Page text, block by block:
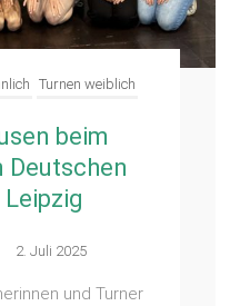
Turnen weiblich
beim
Deutschen
2. Juli 2025
und Turner